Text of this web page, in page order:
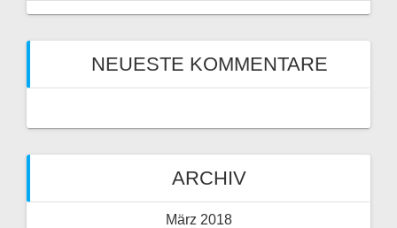
NEUESTE KOMMENTARE
ARCHIV
März 2018